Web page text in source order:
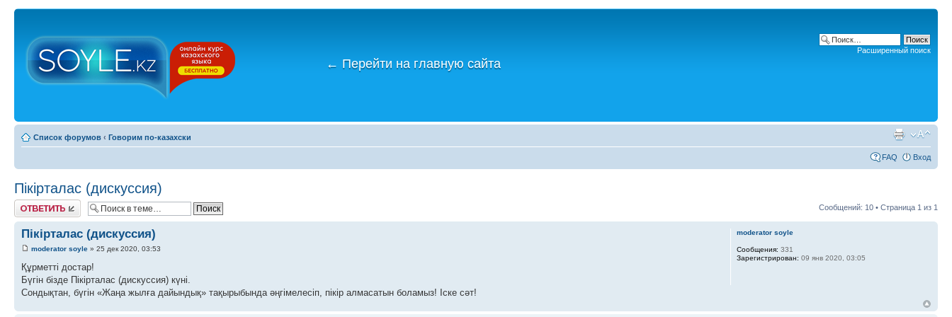
← Перейти на главную сайта
Расширенный поиск
Список форумов ‹ Говорим по-казахски
FAQ Вход
Пікірталас (дискуссия)
Ответить Сообщений: 10 • Страница 1 из 1
Пікірталас (дискуссия)
moderator soyle » 25 дек 2020, 03:53
Құрметті достар!
Бүгін бізде Пікірталас (дискуссия) күні.
Сондықтан, бүгін «Жаңа жылға дайындық» тақырыбында әңгімелесіп, пікір алмасатын боламыз! Іске сәт!
moderator soyle
Сообщения: 331
Зарегистрирован: 09 янв 2020, 03:05